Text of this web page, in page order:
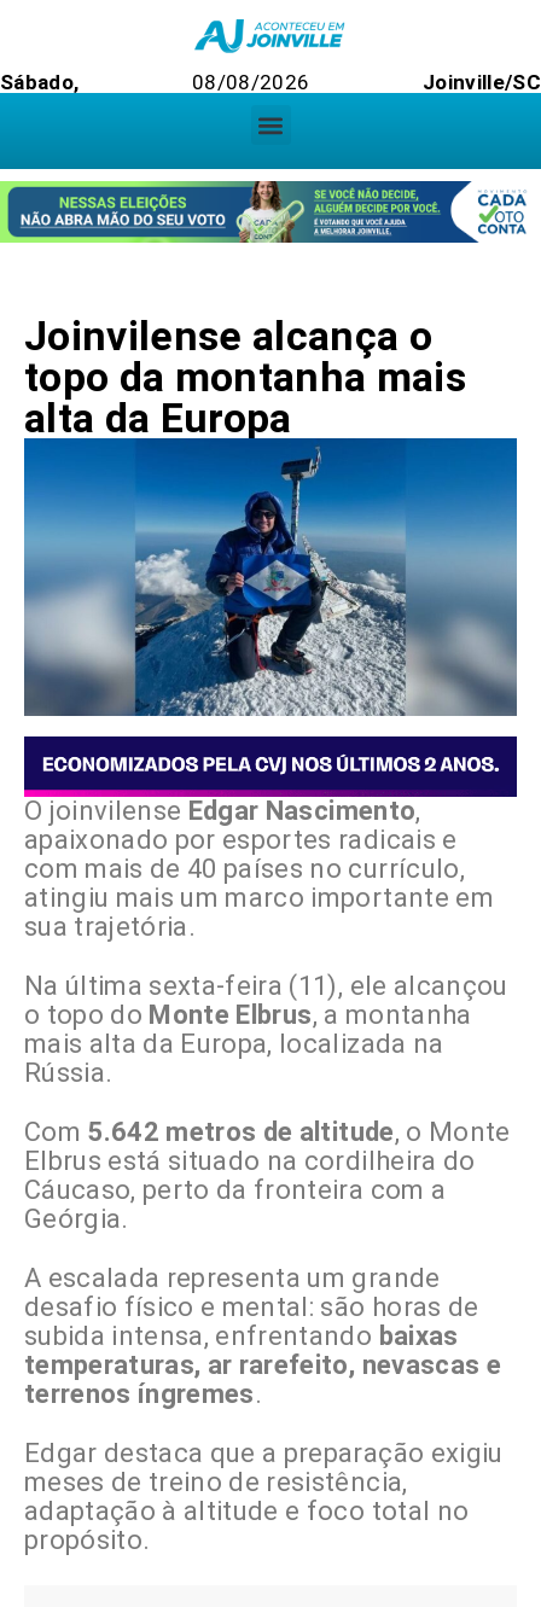
Sábado, 08/08/2026 Joinville/SC
Joinvilense alcança o
topo da montanha mais
alta da Europa
O joinvilense Edgar Nascimento,
apaixonado por esportes radicais e
com mais de 40 países no currículo,
atingiu mais um marco importante em
sua trajetória.
Na última sexta-feira (11), ele alcançou
o topo do Monte Elbrus, a montanha
mais alta da Europa, localizada na
Rússia.
Com 5.642 metros de altitude, o Monte
Elbrus está situado na cordilheira do
Cáucaso, perto da fronteira com a
Geórgia.
A escalada representa um grande
desafio físico e mental: são horas de
subida intensa, enfrentando baixas
temperaturas, ar rarefeito, nevascas e
terrenos íngremes.
Edgar destaca que a preparação exigiu
meses de treino de resistência,
adaptação à altitude e foco total no
propósito.